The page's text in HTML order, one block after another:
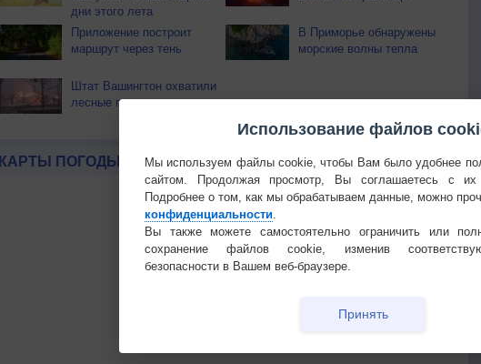
дни этого лета
Приложение построит
маршрут через тень
В Приморье обнаружены
морские волны тепла
Штат Вашингтон охватили
лесные пожары
КАРТЫ ПОГОДЫ Температура Облачность Осадки
Использование файлов
Мы используем файлы cookie, чтобы Вам было удобнее
сайтом. Продолжая просмотр, Вы соглашаетесь с их
Подробнее о том, как мы обрабатываем данные, можно
конфиденциальности
Вы также можете самостоятельно ограничить или
сохранение файлов cookie, изменив
безопасности в Вашем веб-браузере.
Принять